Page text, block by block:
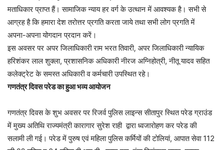
मताधिकार प्राप्त हैं। सामाजिक न्याय हर वर्ग के उत्थान में आवश्यक है। सभी से
आग्रह है कि हमारा देश तरोत्तर प्रगति करता जाये तथा सभी लोग प्रगति में
अपना-अपना योगदान प्रदान करें।
इस अवसर पर अपर जिलाधिकारी राम भरत तिवारी, अपर जिलाधिकारी न्यायिक
हरिशंकर लाल शुक्ला, प्रशासनिक अधिकारी नीरज अग्निहोत्री, नीतू यादव सहित
कलेक्ट्रेट के समस्त अधिकारी व कर्मचारी उपस्थित रहे।
गणतंत्र दिवस परेड का हुआ भव्य आयोजन
गणतंत्र दिवस के शुभ अवसर पर रिजर्व पुलिस लाइन्स सीतापुर स्थित परेड ग्राउंड
में मुख्य अतिथि राज्यमंत्री कारागार सुरेश राही द्वारा ध्वजारोहण कर परेड की
सलामी ली गई। परेड में पुरुष एवं महिला पुलिस कर्मियों की टोलियां, आपात सेवा 112